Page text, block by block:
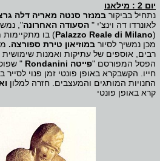
יום 2 : מילאנו
נתחיל בביקור במנזר סנטה מאריה דלה
לאונרדו דה וינצ'י " הסעודה האחרונה",
(
Palazzo Reale di Milano) בו
מכן נמשיך לסיור במוזיאון טירת ספורצה.
רבים, אוספים של עתיקות ואמנות שימושית
הפסל המפורסם "פייטה Rondanini
"
חייו. הקשבקרא באופן פונטי זמן פנוי
החנויות המותגים והמעצבים. חזרה למלון
קרא באופן פונטי